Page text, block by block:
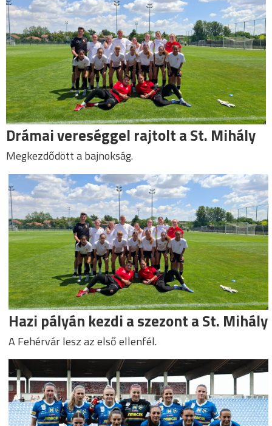
Drámai vereséggel rajtolt a St. Mihály
Megkezdődött a bajnokság.
Hazi pályán kezdi a szezont a St. Mihály
A Fehérvár lesz az első ellenfél.